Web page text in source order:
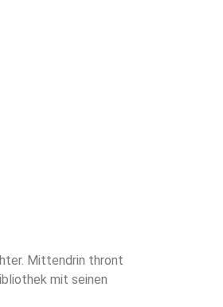
Mittendrin thront
mit seinen